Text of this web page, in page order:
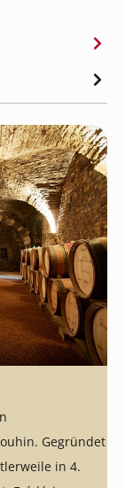
Gegründet
in 4.